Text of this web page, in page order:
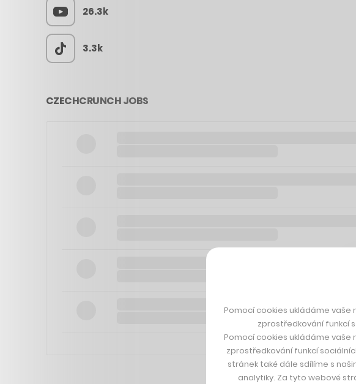
26.3k
3.3k
CZECHCRUNCH JOBS
Pomocí cookies ukládáme
zprostředkování funkcí
Pomocí cookies ukládáme
zprostředkování funkcí
stránek také dále sdílíme s
analytiky. Za tyto webové